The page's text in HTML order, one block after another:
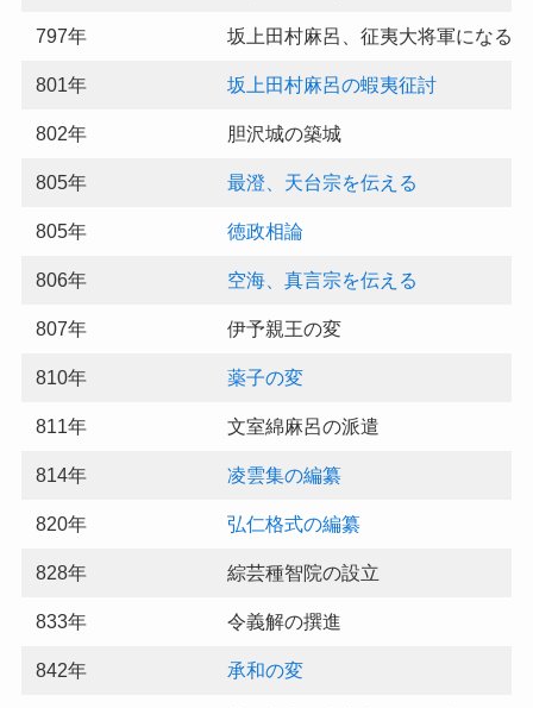
797年 坂上田村麻呂、征夷大将軍になる
801年 坂上田村麻呂の蝦夷征討
802年 胆沢城の築城
805年 最澄、天台宗を伝える
805年 徳政相論
806年 空海、真言宗を伝える
807年 伊予親王の変
810年 薬子の変
811年 文室綿麻呂の派遣
814年 凌雲集の編纂
820年 弘仁格式の編纂
828年 綜芸種智院の設立
833年 令義解の撰進
842年 承和の変